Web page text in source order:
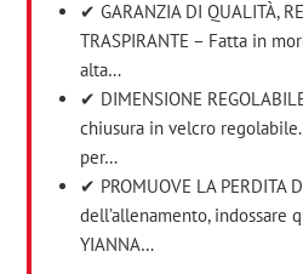
✔ GARANZIA DI QUALITÀ,
TRASPIRANTE – Fatta in
alta…
✔ DIMENSIONE
chiusura in velcro
per…
✔ PROMUOVE LA PERDITA
dell’allenamento, indossare
YIANNA…